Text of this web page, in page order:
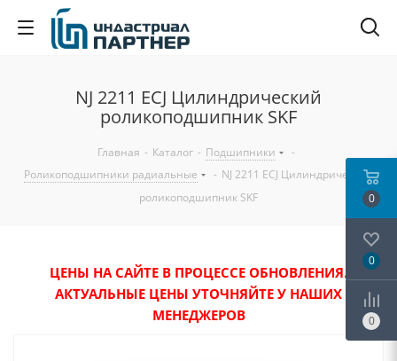
NJ 2211 ECJ Цилиндрический
роликоподшипник SKF
Главная - Каталог - Подшипники
-
Роликоподшипники радиальные
- NJ 2211 ECJ Цилиндрический
роликоподшипник SKF
ЦЕНЫ НА САЙТЕ В ПРОЦЕССЕ ОБНОВЛЕНИЯ.
АКТУАЛЬНЫЕ ЦЕНЫ УТОЧНЯЙТЕ У НАШИХ
МЕНЕДЖЕРОВ
0
0
0